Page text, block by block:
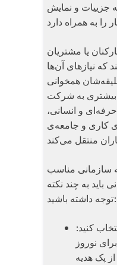
جزییات و نمایش
یا مشتریان
که نیازهای آن‌ها
همخوانی
بیشتری به شرکت
حرفه‌ای و انسانی،
کاری و جامعه‌ی
سازمانی مناسب
باید به چند نکته
توجه داشته باشید:
کنید:
نوروز
پک هدیه